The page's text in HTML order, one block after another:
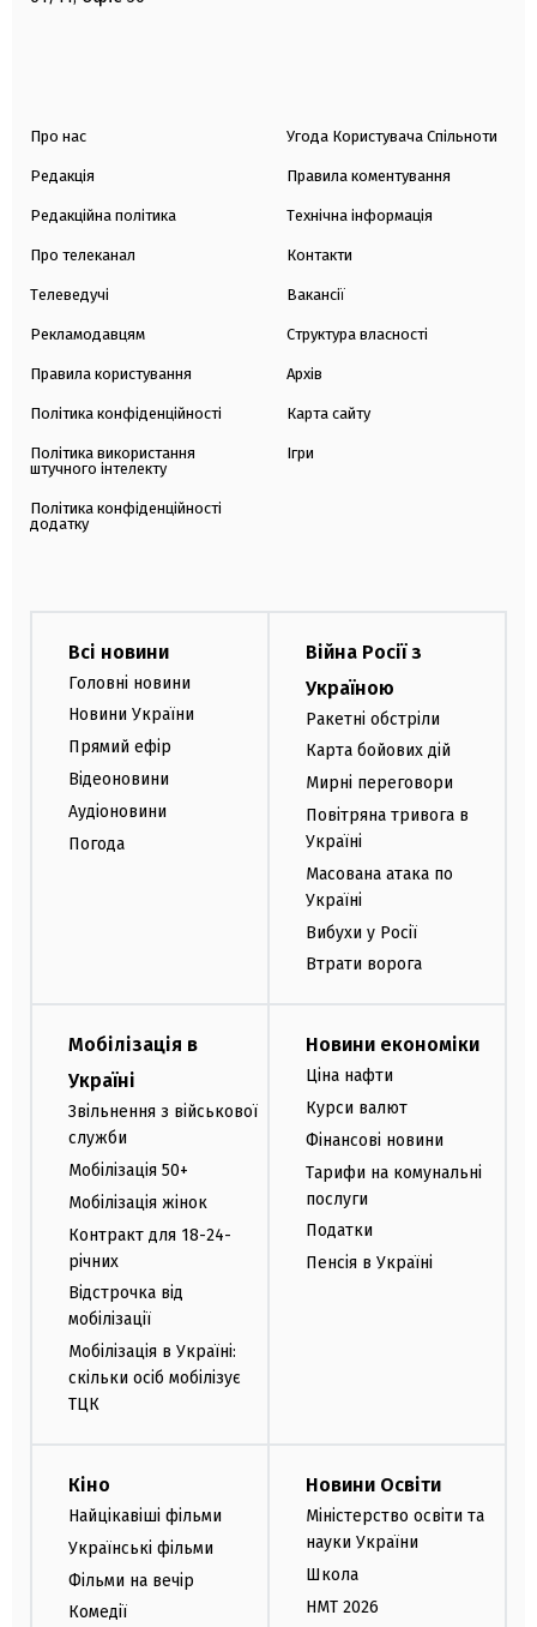
Про нас
Редакція
Редакційна політика
Про телеканал
Телеведучі
Рекламодавцям
Правила користування
Політика конфіденційності
Політика використання
штучного інтелекту
Політика конфіденційності
додатку
Угода Користувача Спільноти
Правила коментування
Технічна інформація
Контакти
Вакансії
Структура власності
Архів
Карта сайту
Ігри
Всі новини
Головні новини
Новини України
Прямий ефір
Відеоновини
Аудіоновини
Погода
Війна Росії з
Україною
Ракетні обстріли
Карта бойових дій
Мирні переговори
Повітряна тривога в
Україні
Масована атака по
Україні
Вибухи у Росії
Втрати ворога
Мобілізація в
Україні
Звільнення з військової
служби
Мобілізація 50+
Мобілізація жінок
Контракт для 18-24-
річних
Відстрочка від
мобілізації
Мобілізація в Україні:
скільки осіб мобілізує
ТЦК
Новини економіки
Ціна нафти
Курси валют
Фінансові новини
Тарифи на комунальні
послуги
Податки
Пенсія в Україні
Кіно
Найцікавіші фільми
Українські фільми
Фільми на вечір
Комедії
Новини Освіти
Міністерство освіти та
науки України
Школа
НМТ 2026